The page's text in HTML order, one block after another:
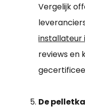
Vergelijk
installateur
reviews en
De